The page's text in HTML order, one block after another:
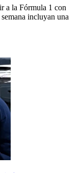
a la Fórmula 1 con
incluyan una